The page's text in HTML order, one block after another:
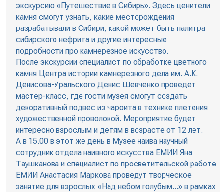
экскурсию «Путешествие в Сибирь». Здесь ценители
камня смогут узнать, какие месторождения
разрабатывали в Сибири, какой может быть палитра
сибирского нефрита и другие интересные
подробности про камнерезное искусство.
После экскурсии специалист по обработке цветного
камня Центра истории камнерезного дела им. А.К.
Денисова-Уральского Денис Шевченко проведет
мастер-класс, где гости музея смогут создать
декоративный подвес из чароита в технике плетения
художественной проволокой. Мероприятие будет
интересно взрослым и детям в возрасте от 12 лет.
А в 15.00 в этот же день в Музее наива научный
сотрудник отдела наивного искусства ЕМИИ Яна
Таушканова и специалист по просветительской работе
ЕМИИ Анастасия Маркова проведут творческое
занятие для взрослых «Над небом голубым...» в рамках